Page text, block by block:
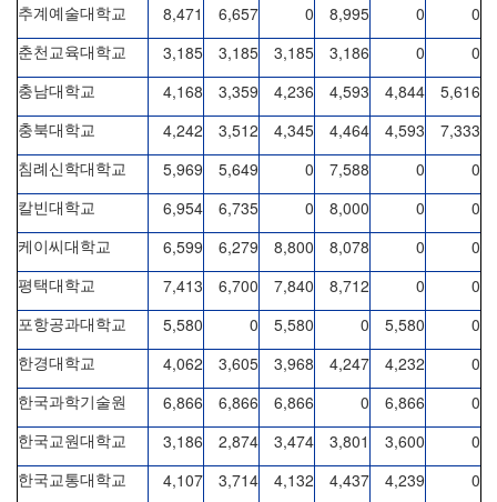
추계예술대학교 8,471 6,657 0 8,995 0 0
춘천교육대학교 3,185 3,185 3,185 3,186 0 0
충남대학교 4,168 3,359 4,236 4,593 4,844 5,616
충북대학교 4,242 3,512 4,345 4,464 4,593 7,333
침례신학대학교 5,969 5,649 0 7,588 0 0
칼빈대학교 6,954 6,735 0 8,000 0 0
케이씨대학교 6,599 6,279 8,800 8,078 0 0
평택대학교 7,413 6,700 7,840 8,712 0 0
포항공과대학교 5,580 0 5,580 0 5,580 0
한경대학교 4,062 3,605 3,968 4,247 4,232 0
한국과학기술원 6,866 6,866 6,866 0 6,866 0
한국교원대학교 3,186 2,874 3,474 3,801 3,600 0
한국교통대학교 4,107 3,714 4,132 4,437 4,239 0